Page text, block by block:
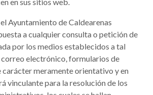
Ayuntamiento de Caldearenas
a cualquier consulta o petición de
por los medios establecidos a tal
electrónico, formularios de
carácter meramente orientativo y en
vinculante para la resolución de los